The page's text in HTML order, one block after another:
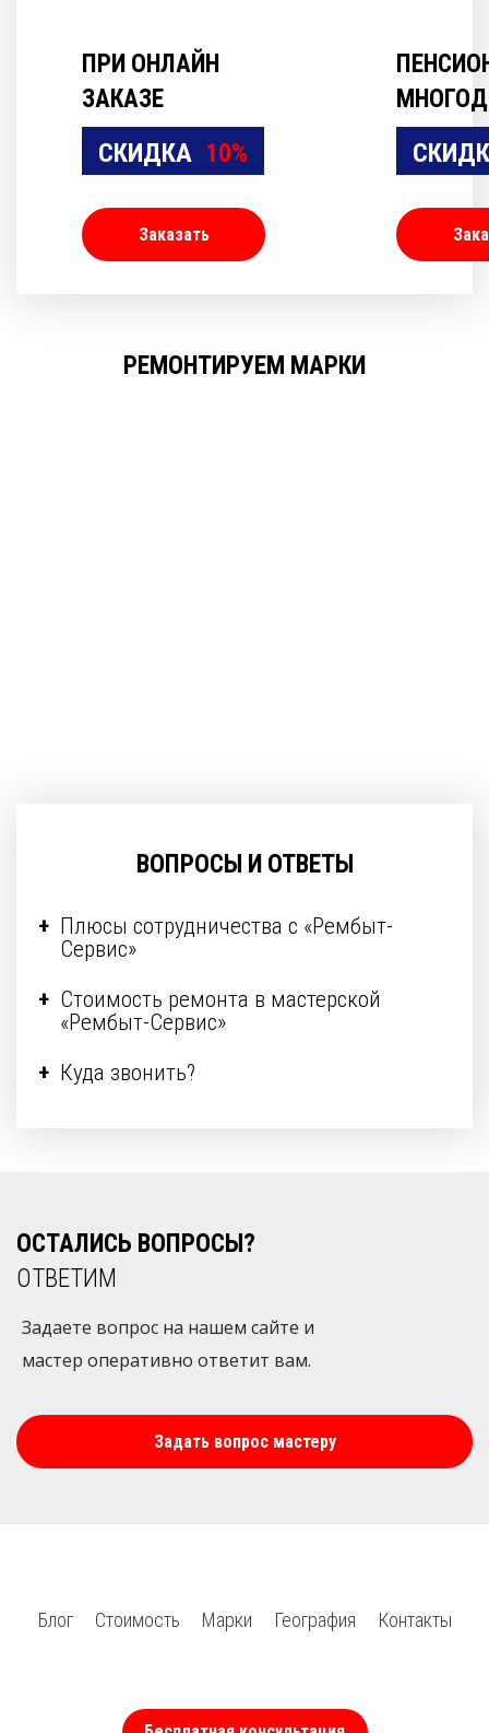
ПРИ ОНЛАЙН
ЗАКАЗЕ
СКИДКА 10%
Заказать
РЕМОНТИРУЕМ МАРКИ
ВОПРОСЫ И ОТВЕТЫ
Плюсы сотрудничества с «Рембыт-
Сервис»
Стоимость ремонта в мастерской
«Рембыт-Сервис»
Куда звонить?
ОСТАЛИСЬ ВОПРОСЫ?
ОТВЕТИМ
Задаете вопрос на нашем сайте и
мастер оперативно ответит вам.
Задать вопрос мастеру
Блог Стоимость Марки География Контакты